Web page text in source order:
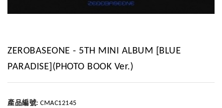
ZEROBASEONE - 5TH MINI ALBUM [BLUE
PARADISE](PHOTO BOOK Ver.)
產品編號: CMAC12145